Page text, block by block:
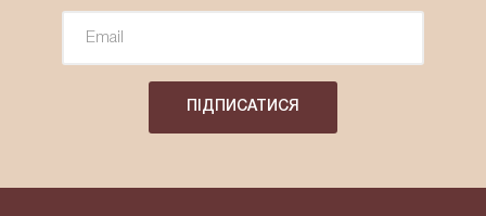
ПІДПИСАТИСЯ